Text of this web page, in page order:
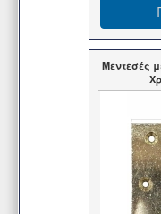
Μεντεσές